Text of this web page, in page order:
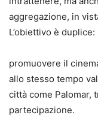
aggregazione, in
L’obiettivo è duplice:
promuovere il
allo stesso tempo
città come Palomar,
partecipazione.